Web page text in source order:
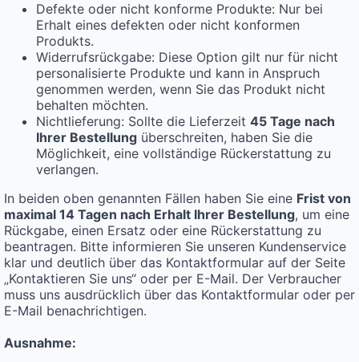
Defekte oder nicht konforme Produkte: Nur bei
Erhalt eines defekten oder nicht konformen
Produkts.
Widerrufsrückgabe: Diese Option gilt nur für nicht
personalisierte Produkte und kann in Anspruch
genommen werden, wenn Sie das Produkt nicht
behalten möchten.
Nichtlieferung: Sollte die Lieferzeit 45 Tage nach
Ihrer Bestellung überschreiten, haben Sie die
Möglichkeit, eine vollständige Rückerstattung zu
verlangen.
In beiden oben genannten Fällen haben Sie eine Frist von
maximal 14 Tagen nach Erhalt Ihrer Bestellung, um eine
Rückgabe, einen Ersatz oder eine Rückerstattung zu
beantragen. Bitte informieren Sie unseren Kundenservice
klar und deutlich über das Kontaktformular auf der Seite
„Kontaktieren Sie uns“ oder per E-Mail. Der Verbraucher
muss uns ausdrücklich über das Kontaktformular oder per
E-Mail benachrichtigen.
Ausnahme: